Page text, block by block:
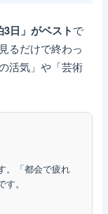
日」がベスト で
るだけで終わっ
活気」や「芸術
。「都会で疲れ
。